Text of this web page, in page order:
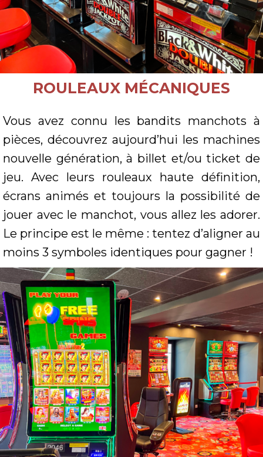
ROULEAUX MÉCANIQUES
Vous avez connu les bandits manchots à
pièces, découvrez aujourd’hui les machines
nouvelle génération, à billet et/ou ticket de
jeu. Avec leurs rouleaux haute définition,
écrans animés et toujours la possibilité de
jouer avec le manchot, vous allez les adorer.
Le principe est le même : tentez d’aligner au
moins 3 symboles identiques pour gagner !